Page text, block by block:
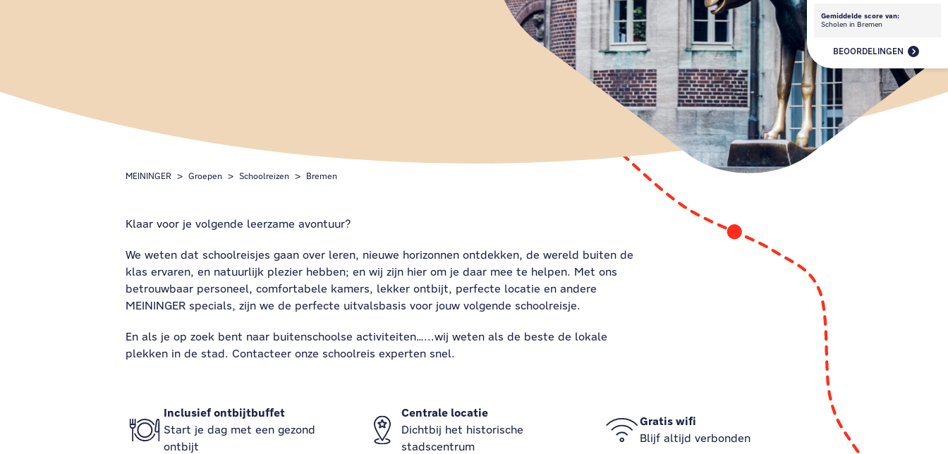
Gemiddelde score van:
Scholen in Bremen
BEOORDELINGEN
MEININGER Groepen Schoolreizen Bremen
Klaar voor je volgende leerzame avontuur?
We weten dat schoolreisjes gaan over leren, nieuwe horizonnen ontdekken, de wereld buiten de
klas ervaren, en natuurlijk plezier hebben; en wij zijn hier om je daar mee te helpen. Met ons
betrouwbaar personeel, comfortabele kamers, lekker ontbijt, perfecte locatie en andere
MEININGER specials, zijn we de perfecte uitvalsbasis voor jouw volgende schoolreisje.
En als je op zoek bent naar buitenschoolse activiteiten…...wij weten als de beste de lokale
plekken in de stad. Contacteer onze schoolreis experten snel.
Inclusief ontbijtbuffet
Start je dag met een gezond
ontbijt
Centrale locatie
Dichtbij het historische
stadscentrum
Gratis wifi
Blijf altijd verbonden